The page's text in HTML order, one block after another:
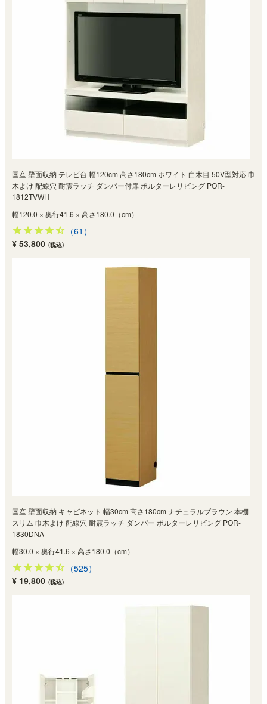
国産 壁面収納 テレビ台 幅120cm 高さ180cm ホワイト 白木目 50V型対応 巾
木よけ 配線穴 耐震ラッチ ダンパー付扉 ポルターレリビング POR-
1812TVWH
幅120.0 × 奥行41.6 × 高さ180.0（cm）
（61）
¥ 53,800 (税込)
国産 壁面収納 キャビネット 幅30cm 高さ180cm ナチュラルブラウン 本棚
スリム 巾木よけ 配線穴 耐震ラッチ ダンパー ポルターレリビング POR-
1830DNA
幅30.0 × 奥行41.6 × 高さ180.0（cm）
（525）
¥ 19,800 (税込)